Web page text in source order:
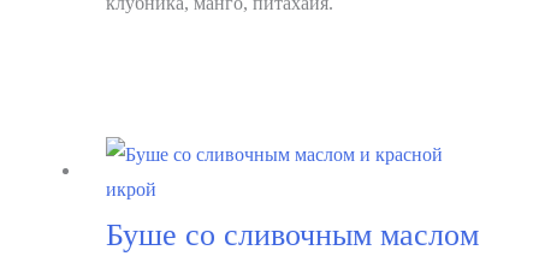
Буше со сливочным маслом